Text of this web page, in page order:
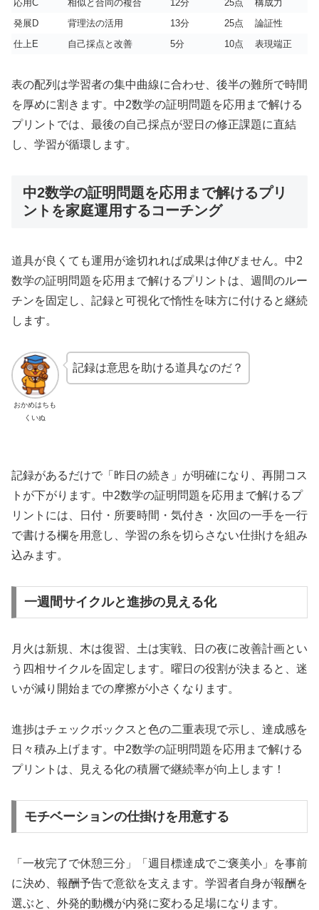
応用C 相似と合同の複合 12分 25点
構成力
発展D
背理法の活用 13分 25点
論証性
仕上E
自己採点と改善 5分 10点 表現端正
表の配列は学習者の集中曲線に合わせ、後半の難所で時間
を厚めに割きます。中2数学の証明問題を応用まで解ける
プリントでは、最後の自己採点が翌日の修正課題に直結
し、学習が循環します。
中2数学の証明問題を応用まで解けるプリ
ントを家庭運用するコーチング
道具が良くても運用が途切れれば成果は伸びません。中2
数学の証明問題を応用まで解けるプリントは、週間のルー
チンを固定し、記録と可視化で惰性を味方に付けると継続
します。
おかめはちも
くいぬ
記録は意思を助ける道具なのだ？
記録があるだけで「昨日の続き」が明確になり、再開コス
トが下がります。中2数学の証明問題を応用まで解けるプ
リントには、日付・所要時間・気付き・次回の一手を一行
で書ける欄を用意し、学習の糸を切らさない仕掛けを組み
込みます。
一週間サイクルと進捗の見える化
月火は新規、木は復習、土は実戦、日の夜に改善計画とい
う四相サイクルを固定します。曜日の役割が決まると、迷
いが減り開始までの摩擦が小さくなります。
進捗はチェックボックスと色の二重表現で示し、達成感を
日々積み上げます。中2数学の証明問題を応用まで解ける
プリントは、見える化の積層で継続率が向上します！
モチベーションの仕掛けを用意する
「一枚完了で休憩三分」「週目標達成でご褒美小」を事前
に決め、報酬予告で意欲を支えます。学習者自身が報酬を
選ぶと、外発的動機が内発に変わる足場になります。